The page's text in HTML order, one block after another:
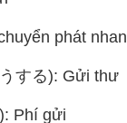
phát
する): Gửi thư
Phí gửi